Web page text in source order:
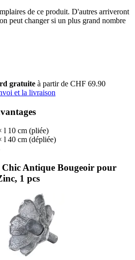
de ce produit. D'autres arriveront
peut changer si un plus grand nombre
gratuite à partir de CHF 69.90
et la livraison
l 10 cm (pliée)
l 40 cm (dépliée)
Chic Antique Bougeoir pour
1 pcs